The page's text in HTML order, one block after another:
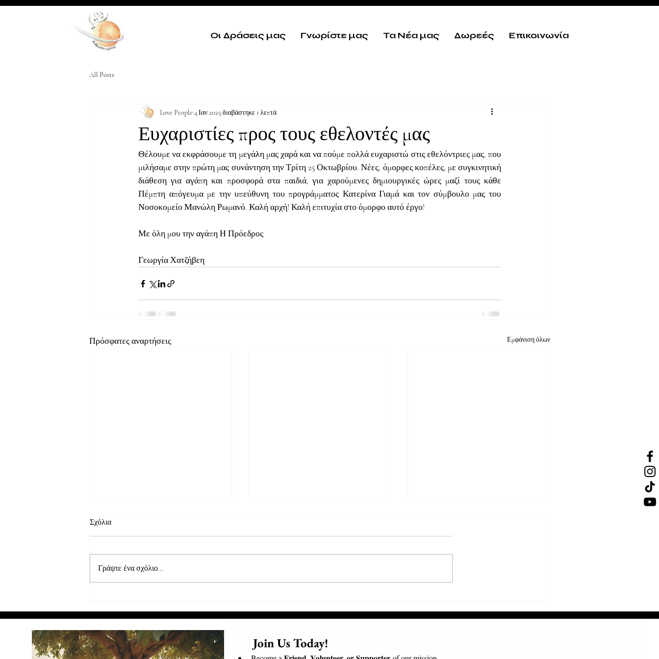
Οι Δράσεις μας Γνωρίστε μας Τα Νέα μας Δωρεές Επικοινωνία
All Posts
Ευχαριστίες προς τους εθελοντές μας
Love People 4 Ιαν 2025 διαβάστηκε 1 λεπτά
Θέλουμε να εκφράσουμε τη μεγάλη μας χαρά και να πούμε πολλά ευχαριστώ στις εθελόντριες μας, που
μιλήσαμε στην πρώτη μας συνάντηση την Τρίτη 25 Οκτωβρίου. Νέες, όμορφες κοπέλες, με συγκινητική
διάθεση για αγάπη και προσφορά στα παιδιά, για χαρούμενες δημιουργικές ώρες μαζί τους κάθε
Πέμπτη απόγευμα με την υπεύθυνη του προγράμματος Κατερίνα Γιαμά και τον σύμβουλο μας του
Νοσοκομείο Μανώλη Ρωμανό. Καλή αρχή! Καλή επιτυχία στο όμορφο αυτό έργο!
Με όλη μου την αγάπη Η Πρόεδρος
Γεωργία Χατζήβεη
Πρόσφατες αναρτήσεις Εμφάνιση όλων
Μαδαγασκάρης
Σχόλια
Γράψτε ένα σχόλιο...
      Join Us Today!​